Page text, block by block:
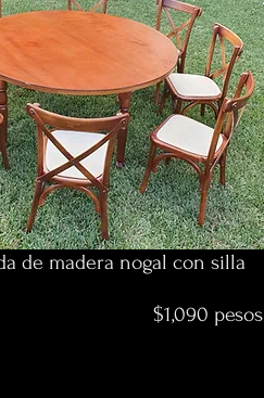
de madera nogal con silla
pesos